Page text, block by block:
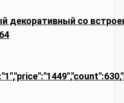
декоративный со